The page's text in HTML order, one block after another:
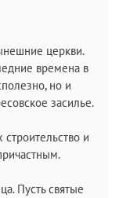
церкви.
времена в
но и
засилье.
и
Пусть святые